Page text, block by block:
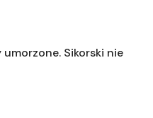
Sikorski nie